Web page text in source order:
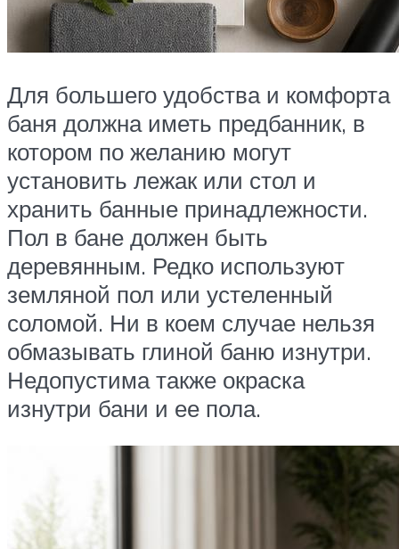
Для большего удобства и комфорта
баня должна иметь предбанник, в
котором по желанию могут
установить лежак или стол и
хранить банные принадлежности.
Пол в бане должен быть
деревянным. Редко используют
земляной пол или устеленный
соломой. Ни в коем случае нельзя
обмазывать глиной баню изнутри.
Недопустима также окраска
изнутри бани и ее пола.